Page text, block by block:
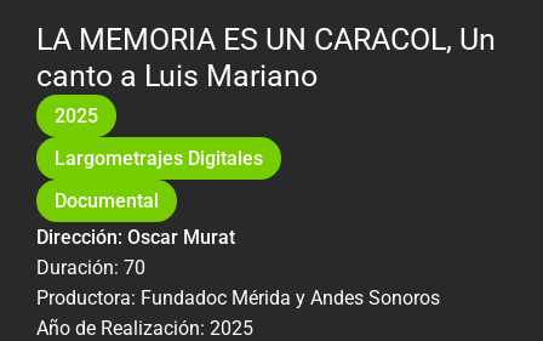
LA MEMORIA ES UN CARACOL, Un
canto a Luis Mariano
2025
Largometrajes Digitales
Documental
Dirección: Oscar Murat
Duración: 70
Productora: Fundadoc Mérida y Andes Sonoros
Año de Realización: 2025